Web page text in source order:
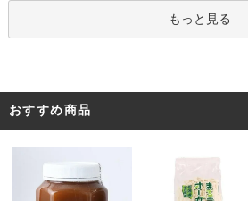
もっと見る
おすすめ商品